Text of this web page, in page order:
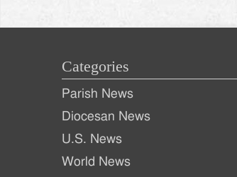
Categories
Parish News
Diocesan News
U.S. News
World News